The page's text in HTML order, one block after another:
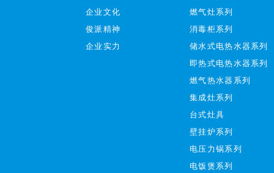
企业文化
俊派精神
企业实力
燃气灶系列
消毒柜系列
储水式电热水器系列
即热式电热水器系列
燃气热水器系列
集成灶系列
台式灶具
壁挂炉系列
电压力锅系列
电饭煲系列